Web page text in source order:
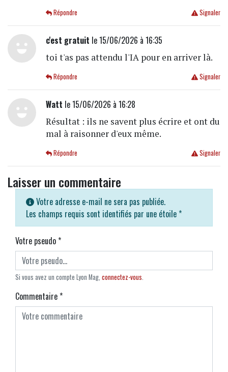
Signaler
Répondre
c'est gratuit le 15/06/2026 à 16:35
toi t'as pas attendu l'IA pour en arriver là.
Signaler
Répondre
Watt le 15/06/2026 à 16:28
Résultat : ils ne savent plus écrire et ont du
mal à raisonner d'eux même.
Signaler
Répondre
Laisser un commentaire
Votre adresse e-mail ne sera pas publiée.
Les champs requis sont identifiés par une étoile *
Votre pseudo*
Si vous avez un compte Lyon Mag, connectez-vous.
Commentaire*